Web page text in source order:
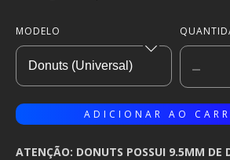
MODELO
ATENÇÃO: DONUTS POSSUI 9.5MM DE